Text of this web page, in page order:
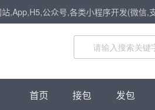
,App,H5,公众号,各类小程序开发(微信,
首页 接包 发包